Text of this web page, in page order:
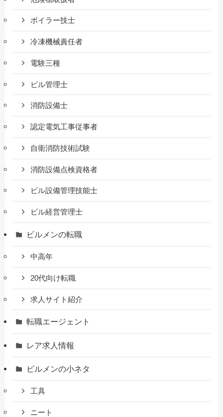
ボイラー技士
冷凍機械責任者
電験三種
ビル管理士
消防設備士
認定電気工事従事者
自衛消防技術試験
消防設備点検資格者
ビル設備管理技能士
ビル経営管理士
ビルメンの転職
中高年
20代向け転職
求人サイト紹介
転職エージェント
レア求人情報
ビルメンの小ネタ
工具
ニート